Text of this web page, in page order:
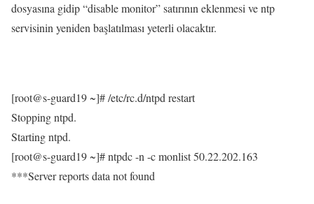
dosyasına gidip “disable monitor” satırının eklenmesi ve ntp
servisinin yeniden başlatılması yeterli olacaktır.
[root@s-guard19 ~]# /etc/rc.d/ntpd restart
Stopping ntpd.
Starting ntpd.
[root@s-guard19 ~]# ntpdc -n -c monlist 50.22.202.163
***Server reports data not found